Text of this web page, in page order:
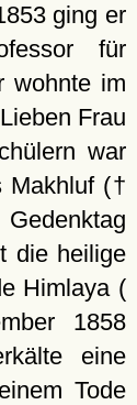
ging er
für
wohnte im
Frau
war
Makhluf (†
die heilige
Himlaya (
1858
eine
Tode